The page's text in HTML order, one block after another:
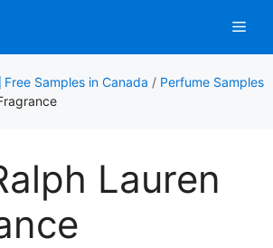
Samples in Canada / Perfume Samples
Lauren